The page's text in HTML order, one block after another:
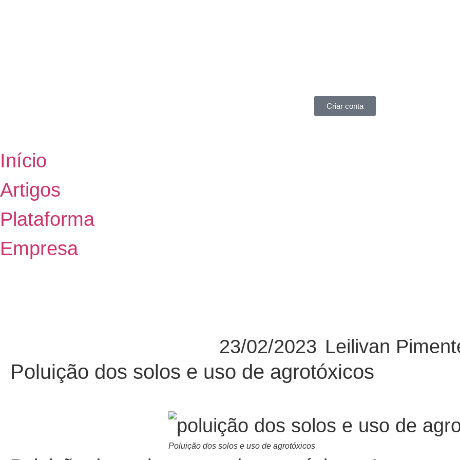
Criar conta
Início
Artigos
Plataforma
Empresa
23/02/2023 Leilivan
Poluição dos solos e uso de agrotóxicos
Poluição dos solos e uso de agrotóxicos